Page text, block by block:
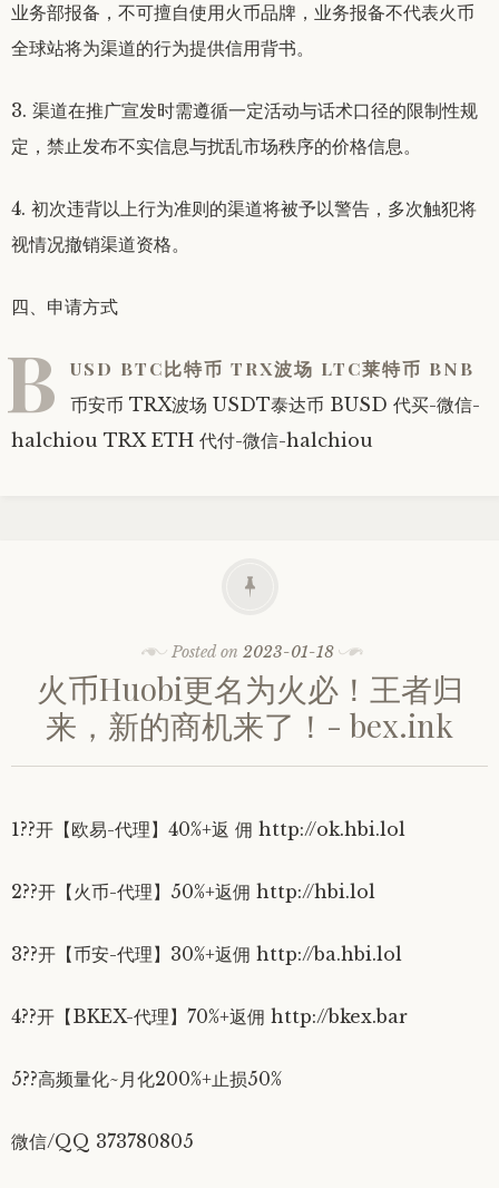
业务部报备，不可擅自使用火币品牌，业务报备不代表火币
全球站将为渠道的行为提供信用背书。
3. 渠道在推广宣发时需遵循一定活动与话术口径的限制性规
定，禁止发布不实信息与扰乱市场秩序的价格信息。
4. 初次违背以上行为准则的渠道将被予以警告，多次触犯将
视情况撤销渠道资格。
四、申请方式
B USD BTC比特币 TRX波场 LTC莱特币 BNB
币安币 TRX波场 USDT泰达币 BUSD 代买-微信-
halchiou TRX ETH 代付-微信-halchiou
Posted on2023-01-18
火币Huobi更名为火必！王者归
来，新的商机来了！- bex.ink
1??开【欧易-代理】40%+返 佣 http://ok.hbi.lol
2??开【火币-代理】50%+返佣 http://hbi.lol
3??开【币安-代理】30%+返佣 http://ba.hbi.lol
4??开【BKEX-代理】70%+返佣 http://bkex.bar
5??高频量化~月化200%+止损50%
微信/QQ 373780805